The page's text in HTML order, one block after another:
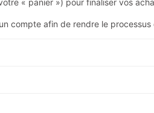
« panier ») pour finaliser vos
compte afin de rendre le processus